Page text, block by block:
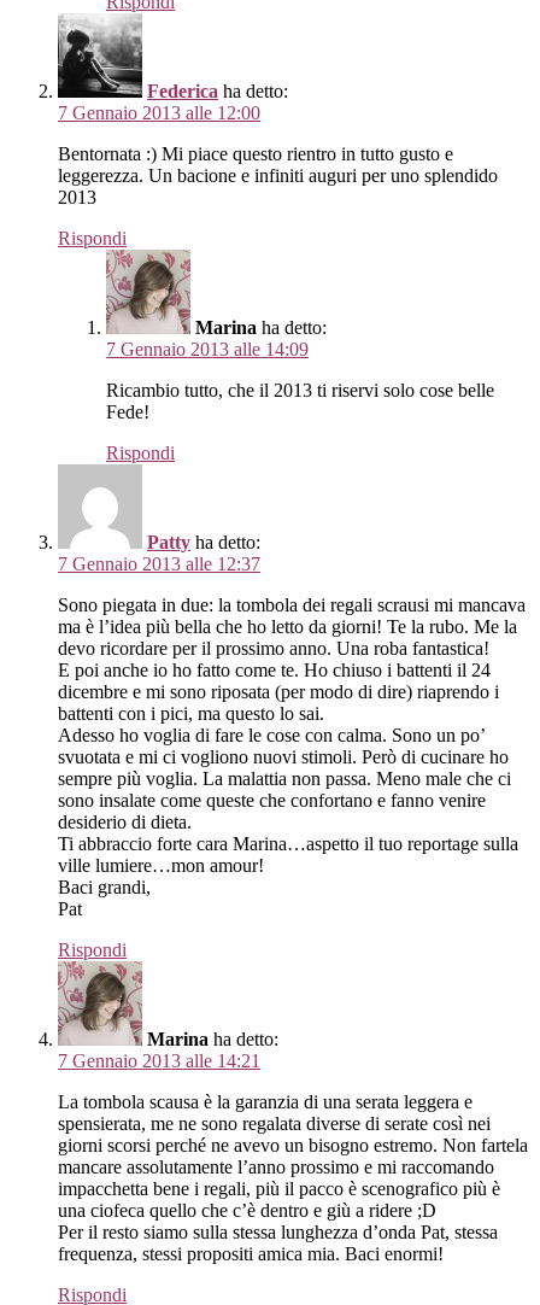
Federica ha detto:
7 Gennaio 2013 alle 12:00
Bentornata :) Mi piace questo rientro in tutto gusto e
leggerezza. Un bacione e infiniti auguri per uno splendido
2013
Rispondi
Marina ha detto:
7 Gennaio 2013 alle 14:09
Ricambio tutto, che il 2013 ti riservi solo cose belle
Fede!
Rispondi
Patty ha detto:
7 Gennaio 2013 alle 12:37
Sono piegata in due: la tombola dei regali scrausi mi mancava
ma è l’idea più bella che ho letto da giorni! Te la rubo. Me la
devo ricordare per il prossimo anno. Una roba fantastica!
E poi anche io ho fatto come te. Ho chiuso i battenti il 24
dicembre e mi sono riposata (per modo di dire) riaprendo i
battenti con i pici, ma questo lo sai.
Adesso ho voglia di fare le cose con calma. Sono un po’
svuotata e mi ci vogliono nuovi stimoli. Però di cucinare ho
sempre più voglia. La malattia non passa. Meno male che ci
sono insalate come queste che confortano e fanno venire
desiderio di dieta.
Ti abbraccio forte cara Marina…aspetto il tuo reportage sulla
ville lumiere…mon amour!
Baci grandi,
Pat
Rispondi
Marina ha detto:
7 Gennaio 2013 alle 14:21
La tombola scausa è la garanzia di una serata leggera e
spensierata, me ne sono regalata diverse di serate così nei
giorni scorsi perché ne avevo un bisogno estremo. Non fartela
mancare assolutamente l’anno prossimo e mi raccomando
impacchetta bene i regali, più il pacco è scenografico più è
una ciofeca quello che c’è dentro e giù a ridere ;D
Per il resto siamo sulla stessa lunghezza d’onda Pat, stessa
frequenza, stessi propositi amica mia. Baci enormi!
Rispondi